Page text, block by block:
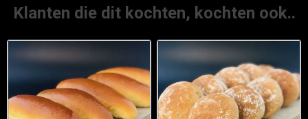
Klanten die dit kochten, kochten ook..